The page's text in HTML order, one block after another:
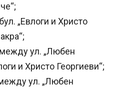
„Евлоги и Христо
ул. „Любен
и Христо Георгиеви“;
ул. „Любен